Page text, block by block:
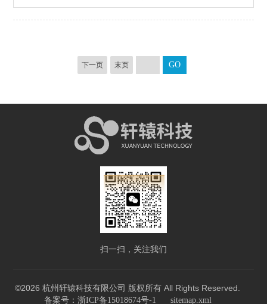
下一页 末页
扫一扫，关注我们
©2026 杭州轩辕科技有限公司 版权所有 All Rights Reserved.
备案号：浙ICP备15018674号-1 sitemap.xml